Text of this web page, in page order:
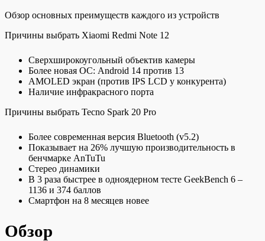
Обзор основных преимуществ каждого из устройств
Причины выбрать Xiaomi Redmi Note 12
Cверхширокоугольный объектив камеры
Более новая ОС: Android 14 против 13
AMOLED экран (против IPS LCD у конкурента)
Наличие инфракрасного порта
Причины выбрать Tecno Spark 20 Pro
Более современная версия Bluetooth (v5.2)
Показывает на 26% лучшую производительность в
бенчмарке AnTuTu
Стерео динамики
В 3 раза быстрее в одноядерном тесте GeekBench 6 –
1136 и 374 баллов
Смартфон на 8 месяцев новее
Обзор